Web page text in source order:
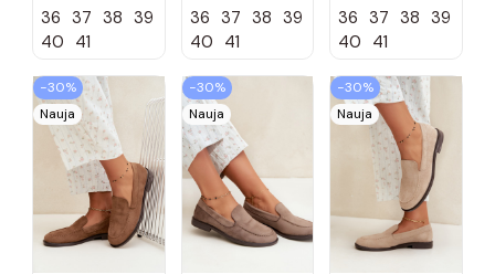
šokolado
spalvos Nesha
36 37 38 39
40 41
bordo spalvos
Nesha
36 37 38 39
40 41
36 37 38 39
40 41
−30%
Nauja
−30%
Nauja
−30%
Nauja